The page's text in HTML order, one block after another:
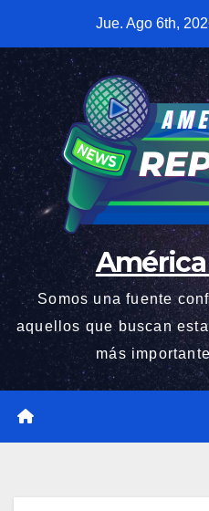
contenido
Jue. Ago 6th,
Somos una fuente
aquellos que buscan
más